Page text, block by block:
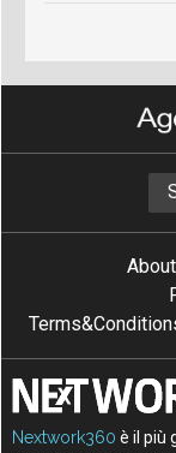
About
Nextwork360 è il più